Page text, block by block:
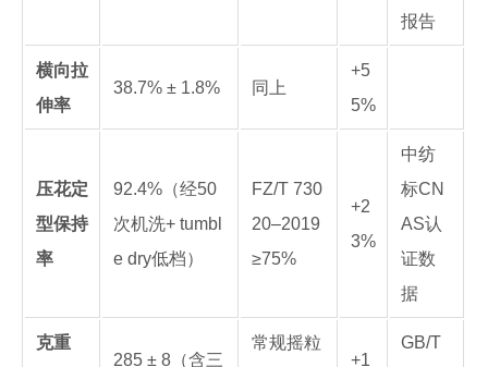
报告
横向拉
伸率
38.7% ± 1.8% 同上
+5
5%
压花定
型保持
率
92.4%（经50
次机洗+ tumbl
e dry低档）
FZ/T 730
20–2019
≥75%
+2
3%
中纺
标CN
AS认
证数
据
克重
285 ± 8（含三
常规摇粒
+1
GB/T